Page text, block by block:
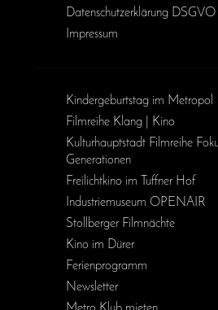
Daten­schutz­erklärung DSGVO
Impressum
Kinder­geburts­tag im Metropol
Filmreihe Klang | Kino
Kulturhauptstadt Filmreihe
Generationen
Freilichtkino im Tuffner Hof
Industriemuseum OPENAIR
Stollberger Filmnächte
Kino im Dürer
Ferienprogramm
Newsletter